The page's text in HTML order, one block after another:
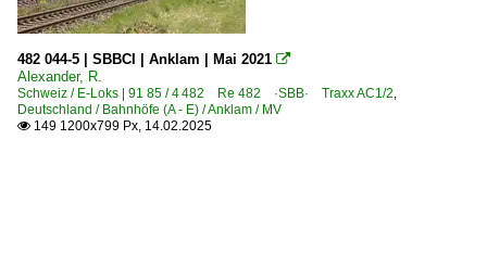
482 044-5 | SBBCI | Anklam | Mai 2021 
Alexander, R.
Schweiz / E-Loks | 91 85 / 4 482 Re 482 ·SBB· Traxx AC1/2,
Deutschland / Bahnhöfe (A - E) / Anklam / MV
 149 1200x799 Px, 14.02.2025